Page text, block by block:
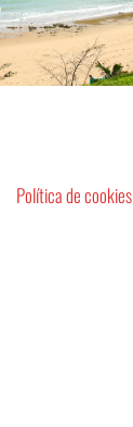
Política de cookies